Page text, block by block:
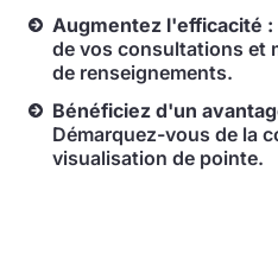
Augmentez l'efficacité :
de vos consultations et
de renseignements.
Bénéficiez d'un
Démarquez-vous de la
visualisation de pointe.